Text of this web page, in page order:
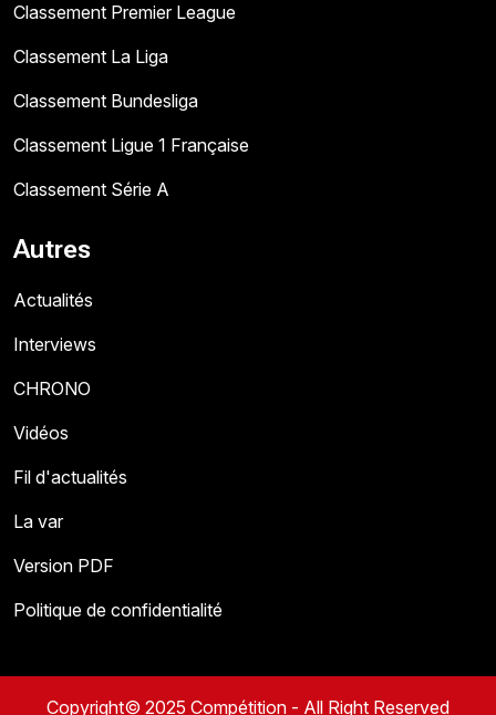
Classement Premier League
Classement La Liga
Classement Bundesliga
Classement Ligue 1 Française
Classement Série A
Autres
Actualités
Interviews
CHRONO
Vidéos
Fil d'actualités
La var
Version PDF
Politique de confidentialité
Copyright© 2025 Compétition - All Right Reserved